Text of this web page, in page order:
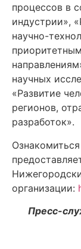
процессов в
индустрии»,
научно-
научных
«Развитие
регионов,
разработок».
организации:
Пресс-